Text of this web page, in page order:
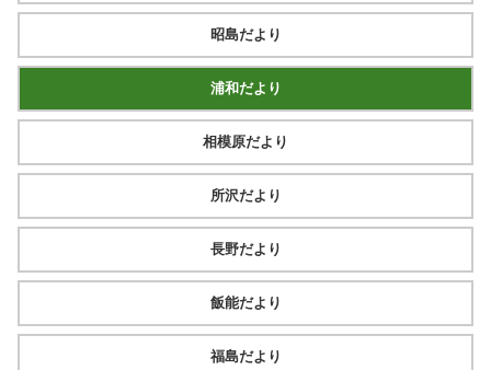
昭島だより
浦和だより
相模原だより
所沢だより
長野だより
飯能だより
福島だより